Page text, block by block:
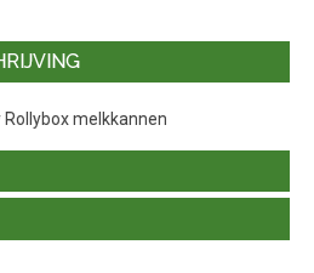
Rollybox melkkannen